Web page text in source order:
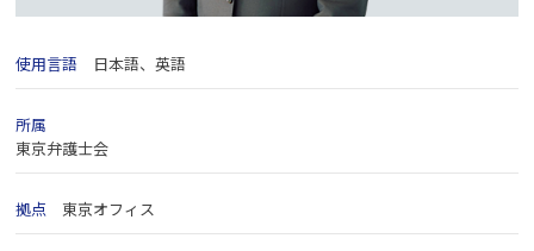
使用言語 日本語、英語
所属
東京弁護士会
拠点 東京オフィス